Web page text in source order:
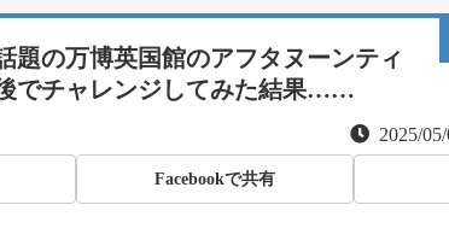
題の万博英国館のアフタヌーンティ
でチャレンジしてみた結果……
2025/
Facebookで共有